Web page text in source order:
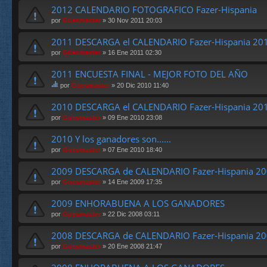
2012 CALENDARIO FOTOGRAFICO Fazer-Hispania
por Güesmaster » 30 Nov 2011 20:03
2011 DESCARGA el CALENDARIO Fazer-Hispania
por Güesmaster » 16 Ene 2011 02:30
2011 ENCUESTA FINAL - MEJOR FOTO DEL AÑO
st
e
te
m
tie
ne
en
cu
es
ta.
por Güesmaster » 20 Dic 2010 11:40
2010 DESCARGA el CALENDARIO Fazer-Hispania
por Güesmaster » 09 Ene 2010 23:08
2010 Y los ganadores son......
por Güesmaster » 07 Ene 2010 18:40
2009 DESCARGA de CALENDARIO Fazer-Hispania
por Güesmaster » 14 Ene 2009 17:35
2009 ENHORABUENA A LOS GANADORES
por Güesmaster » 22 Dic 2008 03:11
2008 DESCARGA de CALENDARIO Fazer-Hispania
por Güesmaster » 20 Ene 2008 21:47